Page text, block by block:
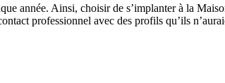
année. Ainsi, choisir de s’implanter à la
professionnel avec des profils qu’ils